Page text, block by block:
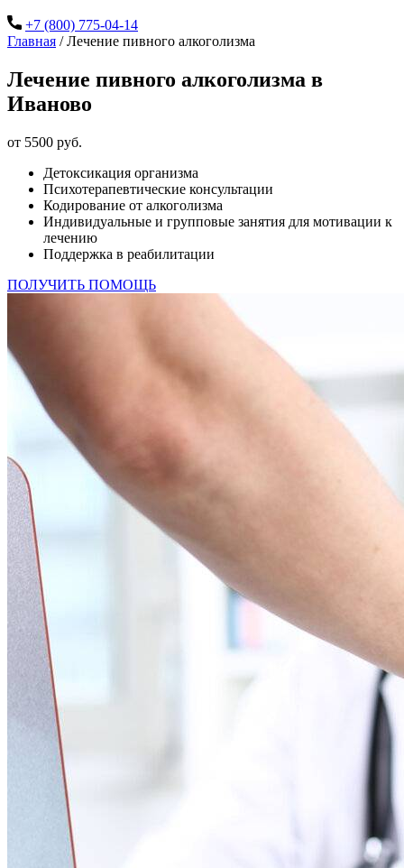
+7 (800) 775-04-14
Главная /Лечение пивного алкоголизма
Лечение пивного алкоголизма в
Иваново
от 5500 руб.
Детоксикация организма
Психотерапевтические консультации
Кодирование от алкоголизма
Индивидуальные и групповые занятия для мотивации к
лечению
Поддержка в реабилитации
ПОЛУЧИТЬ ПОМОЩЬ